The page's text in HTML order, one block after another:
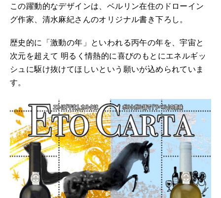
この躍動的なデザインは、ベルリン在住のドローイン
グ作家、清水麻紀さんのオリジナル書き下ろし。
歴史的に「激動の年」といわれる丙午の年を、宇宙と
次元を超えて 明るく情熱的に喜びのもとにエネルギッ
シュに駆け抜けてほしいという願いが込められていま
す。